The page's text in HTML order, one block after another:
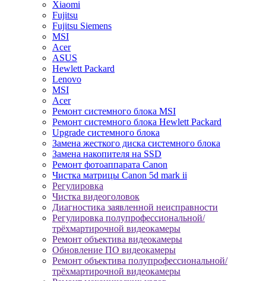
Xiaomi
Fujitsu
Fujitsu Siemens
MSI
Acer
ASUS
Hewlett Packard
Lenovo
MSI
Acer
Ремонт системного блока MSI
Ремонт системного блока Hewlett Packard
Upgrade системного блока
Замена жесткого диска системного блока
Замена накопителя на SSD
Ремонт фотоаппарата Canon
Чистка матрицы Canon 5d mark ii
Регулировка
Чистка видеоголовок
Диагностика заявленной неисправности
Регулировка полупрофессиональной/
трёхмартирочной видеокамеры
Ремонт объектива видеокамеры
Обновление ПО видеокамеры
Ремонт объектива полупрофессиональной/
трёхмартирочной видеокамеры